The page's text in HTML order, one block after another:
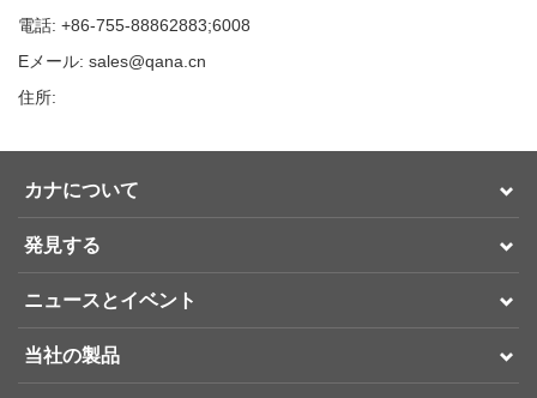
電話: +86-755-88862883;6008
Eメール: sales@qana.cn
住所:
カナについて
発見する
ニュースとイベント
当社の製品